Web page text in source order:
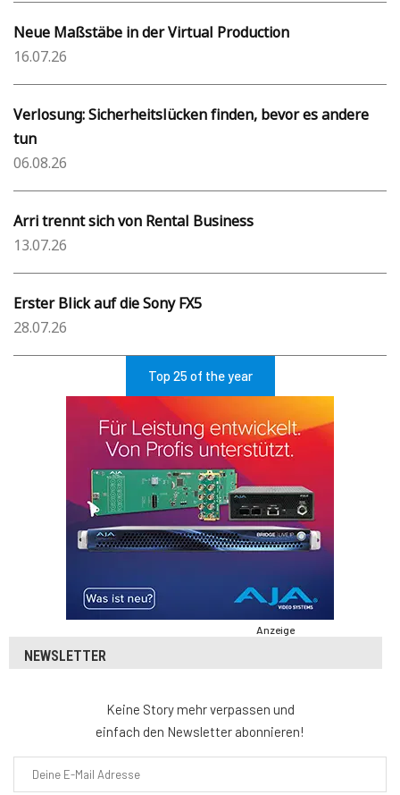
Neue Maßstäbe in der Virtual Production
16.07.26
Verlosung: Sicherheitslücken finden, bevor es andere
tun
06.08.26
Arri trennt sich von Rental Business
13.07.26
Erster Blick auf die Sony FX5
28.07.26
Top 25 of the year
Anzeige
NEWSLETTER
Keine Story mehr verpassen und
einfach den Newsletter abonnieren!